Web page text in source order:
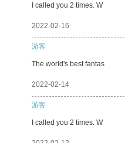
I called you 2 times. W
2022-02-16
游客
The world's best fantas
2022-02-14
游客
I called you 2 times. W